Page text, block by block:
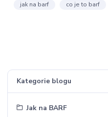
Kategorie blogu
Jak na BARF
jak na barf
co je to barf